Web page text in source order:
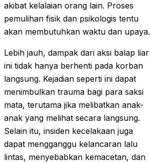
akibat kelalaian orang lain. Proses
pemulihan fisik dan psikologis tentu
akan membutuhkan waktu dan upaya.
Lebih jauh, dampak dari aksi balap liar
ini tidak hanya berhenti pada korban
langsung. Kejadian seperti ini dapat
menimbulkan trauma bagi para saksi
mata, terutama jika melibatkan anak-
anak yang melihat secara langsung.
Selain itu, insiden kecelakaan juga
dapat mengganggu kelancaran lalu
lintas, menyebabkan kemacetan, dan